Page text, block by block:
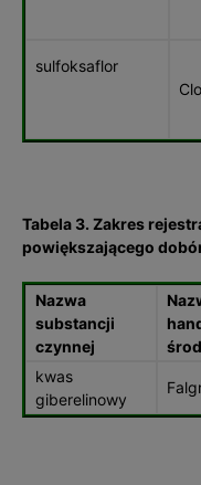
sulfoksaflor
Tabela 3. Zakres
powiększającego
Nazwa
substancji
czynnej
kwas
giberelinowy